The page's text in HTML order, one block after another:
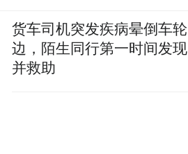
货车司机突发疾病晕倒车轮
边，陌生同行第一时间发现
并救助